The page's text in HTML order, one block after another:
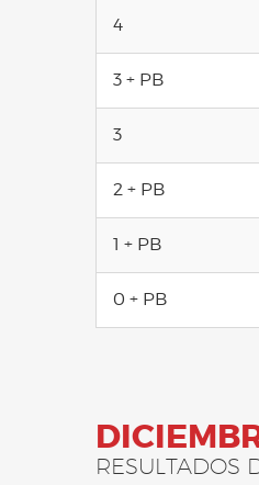
4
3 + PB
3
2 + PB
1 + PB
0 + PB
RESULTADOS